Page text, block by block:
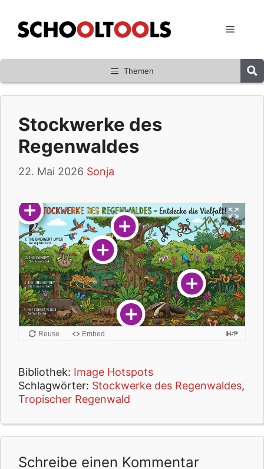
Inhalt
springen
Menü
Themen
Stockwerke des
Regenwaldes
22. Mai 2026 Sonja
Bibliothek: Image Hotspots
Schlagwörter: Stockwerke des Regenwaldes,
Tropischer Regenwald
Schreibe einen Kommentar